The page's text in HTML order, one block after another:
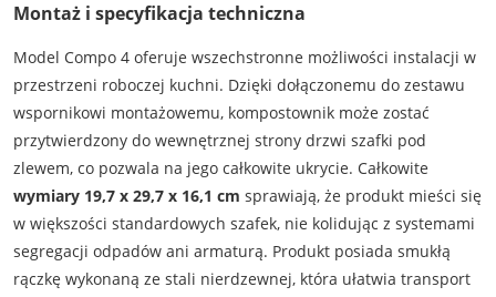
Montaż i specyfikacja techniczna
Model Compo 4 oferuje wszechstronne możliwości instalacji w
przestrzeni roboczej kuchni. Dzięki dołączonemu do zestawu
wspornikowi montażowemu, kompostownik może zostać
przytwierdzony do wewnętrznej strony drzwi szafki pod
zlewem, co pozwala na jego całkowite ukrycie. Całkowite
wymiary 19,7 x 29,7 x 16,1 cm sprawiają, że produkt mieści się
w większości standardowych szafek, nie kolidując z systemami
segregacji odpadów ani armaturą. Produkt posiada smukłą
rączkę wykonaną ze stali nierdzewnej, która ułatwia transport